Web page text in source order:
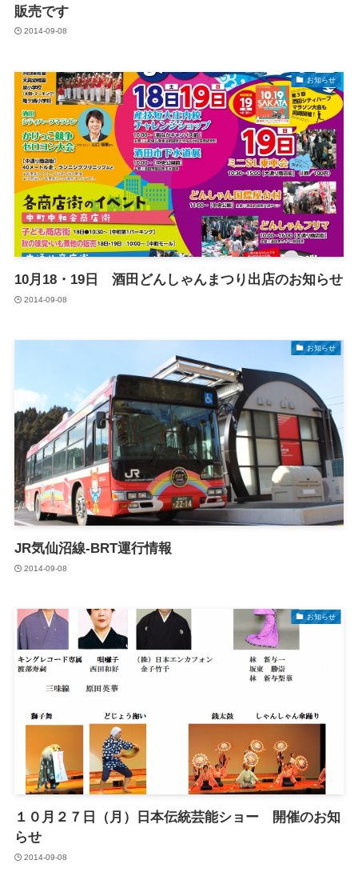
販売です
2014-09-08
お知らせ
10月18・19日 酒田どんしゃんまつり出店のお知らせ
2014-09-08
お知らせ
JR気仙沼線-BRT運行情報
2014-09-08
お知らせ
１０月２７日（月）日本伝統芸能ショー 開催のお知
らせ
2014-09-08